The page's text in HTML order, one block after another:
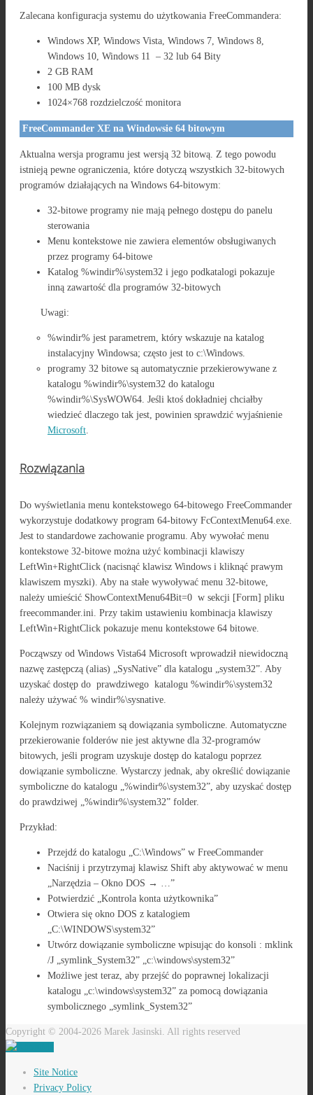
Zalecana konfiguracja systemu do użytkowania FreeCommandera:
Windows XP, Windows Vista, Windows 7, Windows 8,
Windows 10, Windows 11 – 32 lub 64 Bity
2 GB RAM
100 MB dysk
1024×768 rozdzielczość monitora
FreeCommander XE na Windowsie 64 bitowym
Aktualna wersja programu jest wersją 32 bitową. Z tego powodu
istnieją pewne ograniczenia, które dotyczą wszystkich 32-bitowych
programów działających na Windows 64-bitowym:
32-bitowe programy nie mają pełnego dostępu do panelu
sterowania
Menu kontekstowe nie zawiera elementów obsługiwanych
przez programy 64-bitowe
Katalog %windir%\system32 i jego podkatalogi pokazuje
inną zawartość dla programów 32-bitowych
Uwagi:
%windir% jest parametrem, który wskazuje na katalog
instalacyjny Windowsa; często jest to c:\Windows.
programy 32 bitowe są automatycznie przekierowywane z
katalogu %windir%\system32 do katalogu
%windir%\SysWOW64. Jeśli ktoś dokładniej chciałby
wiedzieć dlaczego tak jest, powinien sprawdzić wyjaśnienie
Microsoft.
Rozwiązania
Do wyświetlania menu kontekstowego 64-bitowego FreeCommander
wykorzystuje dodatkowy program 64-bitowy FcContextMenu64.exe.
Jest to standardowe zachowanie programu. Aby wywołać menu
kontekstowe 32-bitowe można użyć kombinacji klawiszy
LeftWin+RightClick (nacisnąć klawisz Windows i kliknąć prawym
klawiszem myszki). Aby na stałe wywoływać menu 32-bitowe,
należy umieścić ShowContextMenu64Bit=0 w sekcji [Form] pliku
freecommander.ini. Przy takim ustawieniu kombinacja klawiszy
LeftWin+RightClick pokazuje menu kontekstowe 64 bitowe.
Począwszy od Windows Vista64 Microsoft wprowadził niewidoczną
nazwę zastępczą (alias) „SysNative” dla katalogu „system32”. Aby
uzyskać dostęp do prawdziwego katalogu %windir%\system32
należy używać % windir%\sysnative.
Kolejnym rozwiązaniem są dowiązania symboliczne. Automatyczne
przekierowanie folderów nie jest aktywne dla 32-programów
bitowych, jeśli program uzyskuje dostęp do katalogu poprzez
dowiązanie symboliczne. Wystarczy jednak, aby określić dowiązanie
symboliczne do katalogu „%windir%\system32”, aby uzyskać dostęp
do prawdziwej „%windir%\system32” folder.
Przykład:
Przejdź do katalogu „C:\Windows” w FreeCommander
Naciśnij i przytrzymaj klawisz Shift aby aktywować w menu
„Narzędzia – Okno DOS → …”
Potwierdzić „Kontrola konta użytkownika”
Otwiera się okno DOS z katalogiem
„C:\WINDOWS\system32”
Utwórz dowiązanie symboliczne wpisując do konsoli : mklink
/J „symlink_System32” „c:\windows\system32”
Możliwe jest teraz, aby przejść do poprawnej lokalizacji
katalogu „c:\windows\system32” za pomocą dowiązania
symbolicznego „symlink_System32”
Copyright © 2004-2026 Marek Jasinski. All rights reserved
Site Notice
Privacy Policy